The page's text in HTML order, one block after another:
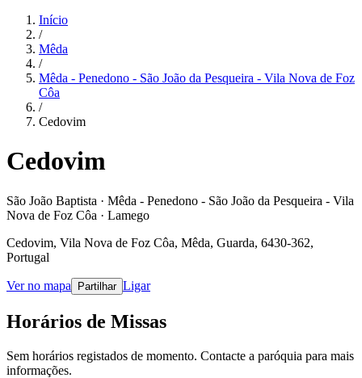
Início
/
Mêda
/
Mêda - Penedono - São João da Pesqueira - Vila Nova de Foz
Côa
/
Cedovim
Cedovim
São João Baptista · Mêda - Penedono - São João da Pesqueira - Vila
Nova de Foz Côa · Lamego
Cedovim, Vila Nova de Foz Côa, Mêda, Guarda, 6430-362,
Portugal
Ver no mapa Partilhar Ligar
Horários de Missas
Sem horários registados de momento. Contacte a paróquia para mais
informações.